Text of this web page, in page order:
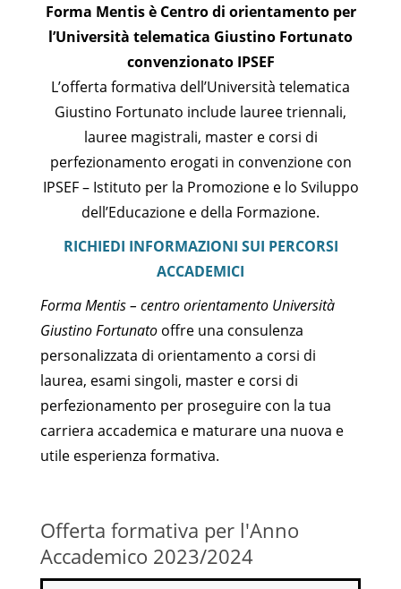
Forma Mentis è Centro di orientamento per
l’Università telematica Giustino Fortunato
convenzionato IPSEF
L’offerta formativa dell’Università telematica
Giustino Fortunato include lauree triennali,
lauree magistrali, master e corsi di
perfezionamento erogati in convenzione con
IPSEF – Istituto per la Promozione e lo Sviluppo
dell’Educazione e della Formazione.
RICHIEDI INFORMAZIONI SUI PERCORSI
ACCADEMICI
Forma Mentis – centro orientamento Università
Giustino Fortunato offre una consulenza
personalizzata di orientamento a corsi di
laurea, esami singoli, master e corsi di
perfezionamento per proseguire con la tua
carriera accademica e maturare una nuova e
utile esperienza formativa.
Offerta formativa per l'Anno
Accademico 2023/2024